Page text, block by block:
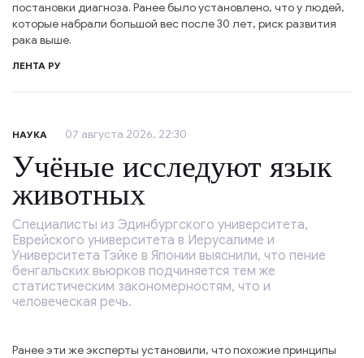
постановки диагноза. Ранее было установлено, что у людей,
которые набрали большой вес после 30 лет, риск развития
рака выше.
ЛЕНТА РУ
НАУКА 07 августа 2026, 22:30
Учёные исследуют язык
животных
Специалисты из Эдинбургского университета,
Еврейского университета в Иерусалиме и
Университета Тэйке в Японии выяснили, что пение
бенгальских вьюрков подчиняется тем же
статистическим закономерностям, что и
человеческая речь.
Ранее эти же эксперты установили, что похожие принципы